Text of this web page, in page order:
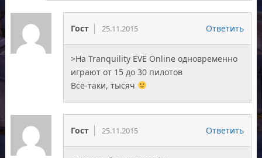
Гост 25.11.2015 Ответить
>На Tranquility EVE Online одновременно
играют от 15 до 30 пилотов
Все-таки, тысяч
Гост 25.11.2015 Ответить